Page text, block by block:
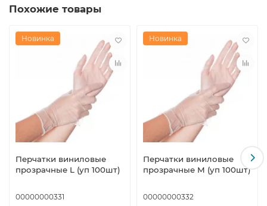
Похожие товары
Новинка
Перчатки виниловые
прозрачные L (уп 100шт)
00000000331
Новинка
Перчатки виниловые
прозрачные M (уп 100шт)
00000000332